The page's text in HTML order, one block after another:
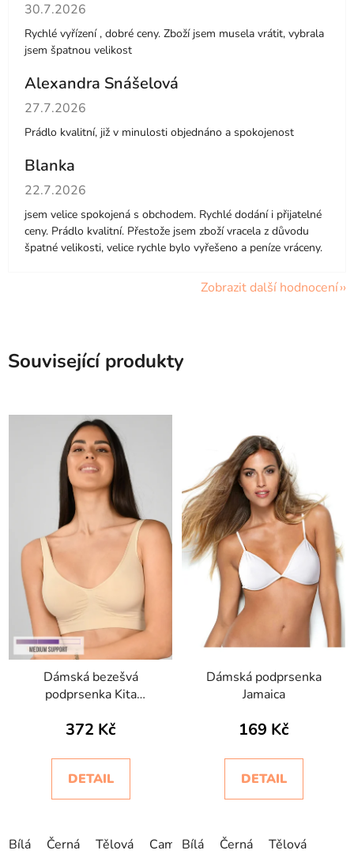
Hodnocení obchodu je 4 z 5 hvězdiček.
30.7.2026
Rychlé vyřízení , dobré ceny. Zboží jsem musela vrátit, vybrala
jsem špatnou velikost
Alexandra Snášelová
Hodnocení obchodu je 5 z 5 hvězdiček.
27.7.2026
Prádlo kvalitní, již v minulosti objednáno a spokojenost
Blanka
Hodnocení obchodu je 5 z 5 hvězdiček.
22.7.2026
jsem velice spokojená s obchodem. Rychlé dodání i přijatelné
ceny. Prádlo kvalitní. Přestože jsem zboží vracela z důvodu
špatné velikosti, velice rychle bylo vyřešeno a peníze vráceny.
Zobrazit další hodnocení
Související produkty
Dámská bezešvá
podprsenka Kita
372 Kč
DETAIL
Bílá Černá Tělová Camelia Grigio Shape Rose
Dámská podprsenka
Jamaica
169 Kč
DETAIL
Bílá Černá Tělová